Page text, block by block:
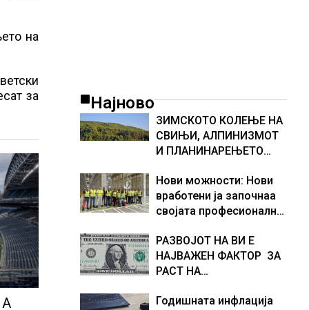
на
за
А
Најново
ЗИМСКОТО КОЛЕЊЕ НА
СВИЊИ, АЛПИНИЗМОТ
И ПЛАНИНАРЕЊЕТО
НА КУЛТУРНО
НАСЛЕДСТВО НА
СЛОВЕНИЈА
Нови можности: Нови
вработени ја започнаа
својата професионална
Логистичкиот центар во
Куманово
РАЗВОЈОТ НА ВИ Е
НАЈВАЖЕН ФАКТОР ЗА
РАСТ НА
ЕКОНОМИЈА
Годишната инфлација